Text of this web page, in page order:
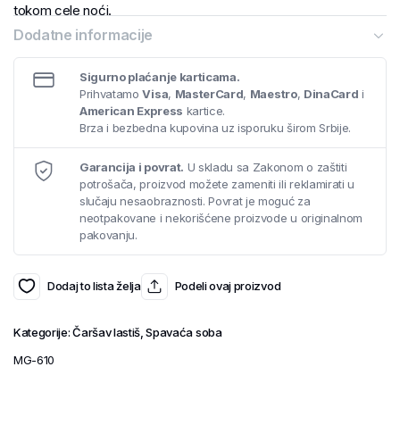
tokom cele noći.
Dodatne informacije
Sigurno plaćanje karticama.
PrihvatamoVisa, MasterCard, Maestro, DinaCard i
American Express kartice.
Brza i bezbedna kupovina uz isporuku širom Srbije.
Garancija i povrat. U skladu sa Zakonom o zaštiti
potrošača, proizvod možete zameniti ili reklamirati u
slučaju nesaobraznosti. Povrat je moguć za
neotpakovane i nekorišćene proizvode u originalnom
pakovanju.
Dodaj to lista želja Podeli ovaj proizvod
Kategorije:Čaršav lastiš ,Spavaća soba
MG-610